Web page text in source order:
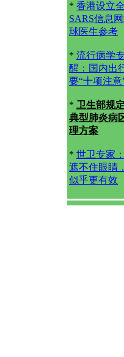
* 香港设立
SARS信息
球医生参考
* 流行病学
醒：国内出
要“十项注意
* 卫生部规
典型肺炎病
理方案
* 世卫专家
遮不住眼睛
似乎更有效